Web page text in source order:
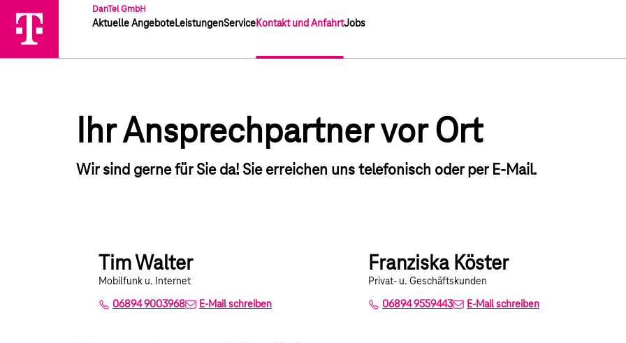
DanTel GmbH
Aktuelle AngeboteLeistungenServiceKontakt und AnfahrtJobs
Ihr Ansprechpartner vor Ort
Wir sind gerne für Sie da! Sie erreichen uns telefonisch oder per E-Mail.
Tim Walter
Mobilfunk u. Internet
06894 9003968 E-Mail schreiben
Franziska Köster
Privat- u. Geschäftskunden
06894 9559443 E-Mail schreiben